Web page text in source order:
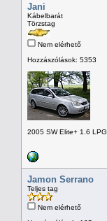
Jani
Kábelbarát
Törzstag
Nem elérhető
Hozzászólások: 5353
2005 SW Elite+ 1.6 LPG
Jamon Serrano
Teljes tag
Nem elérhető